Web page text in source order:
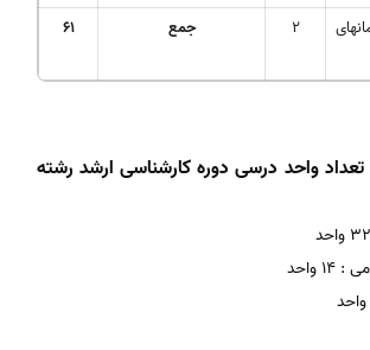
2 جمع 61
واحد درسی دوره کارشناسی ارشد رشته